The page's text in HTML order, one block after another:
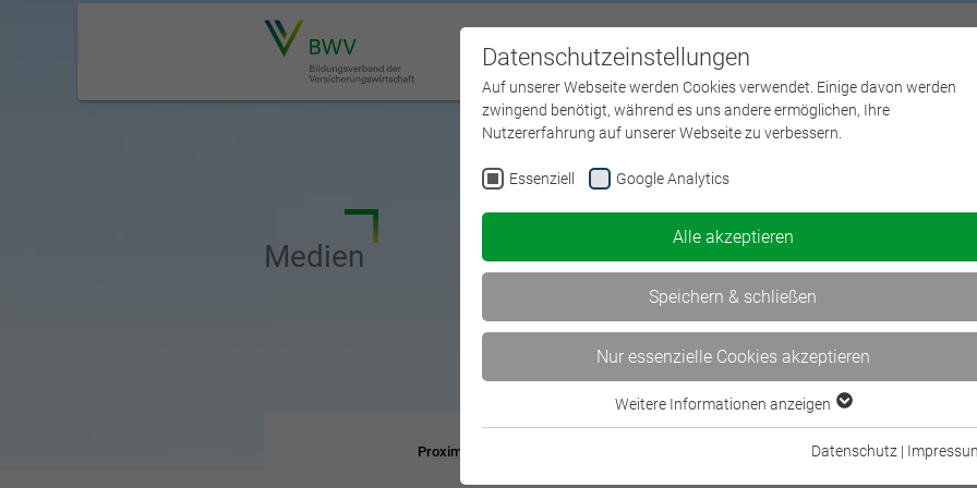
Medien
Proximus Insurance Matters
Datenschutzeinstellungen
Auf unserer Webseite werden Cookies verwendet. Einige davon werden
zwingend benötigt, während es uns andere ermöglichen, Ihre
Nutzererfahrung auf unserer Webseite zu verbessern.
Essenziell Google Analytics
Alle akzeptieren
Speichern & schließen
Nur essenzielle Cookies akzeptieren
Essenzielle Cookies werden für grundlegende Funktionen der Webseite
Weitere Informationen anzeigen
Datenschutz |